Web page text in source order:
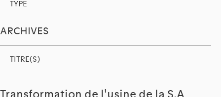
TYPE
ARCHIVES
TITRE(S)